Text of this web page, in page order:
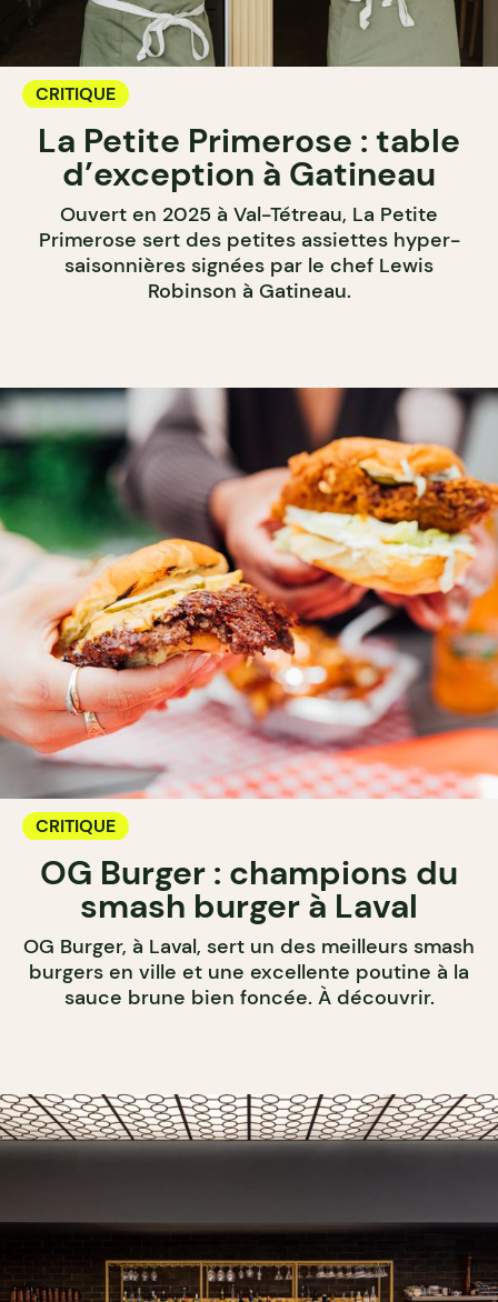
CRITIQUE
La Petite Primerose : table
d’exception à Gatineau
Ouvert en 2025 à Val-Tétreau, La Petite
Primerose sert des petites assiettes hyper-
saisonnières signées par le chef Lewis
Robinson à Gatineau.
CRITIQUE
OG Burger : champions du
smash burger à Laval
OG Burger, à Laval, sert un des meilleurs smash
burgers en ville et une excellente poutine à la
sauce brune bien foncée. À découvrir.